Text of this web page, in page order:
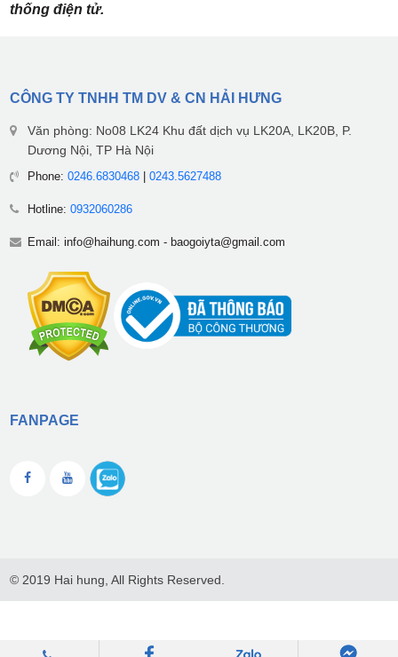
thống điện tử.
CÔNG TY TNHH TM DV & CN HẢI HƯNG
Văn phòng: No08 LK24 Khu đất dịch vụ LK20A, LK20B, P.
Dương Nội, TP Hà Nội
Phone: 0246.6830468| 0243.5627488
Hotline: 0932060286
Email: info@haihung.com - baogoiyta@gmail.com
FANPAGE
© 2019 Hai hung, All Rights Reserved.